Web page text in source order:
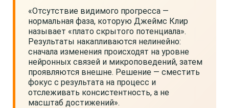
«Отсутствие видимого прогресса —
нормальная фаза, которую Джеймс Клир
называет «плато скрытого потенциала».
Результаты накапливаются нелинейно:
сначала изменения происходят на уровне
нейронных связей и микроповедений, затем
проявляются внешне. Решение — сместить
фокус с результата на процесс и
отслеживать консистентность, а не
масштаб достижений».